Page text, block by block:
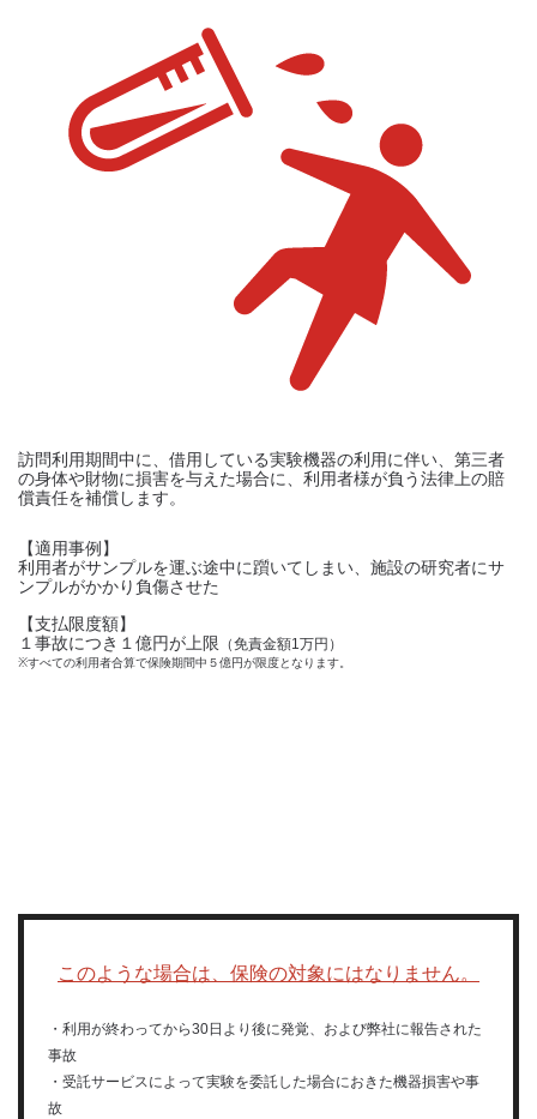
訪問利用期間中に、借用している実験機器の利用に伴い、第三者
の身体や財物に損害を与えた場合に、利用者様が負う法律上の賠
償責任を補償します。
【適用事例】
利用者がサンプルを運ぶ途中に躓いてしまい、施設の研究者にサ
ンプルがかかり負傷させた
【支払限度額】
１事故につき１億円が上限 （免責金額1万円）
※すべての利用者合算で保険期間中５億円が限度となります。
このような場合は、保険の対象にはなりません。
・利用が終わってから30日より後に発覚、および弊社に報告された
事故
・受託サービスによって実験を委託した場合におきた機器損害や事
故